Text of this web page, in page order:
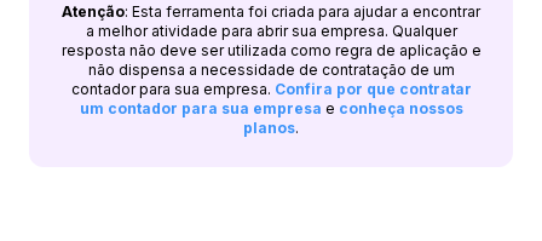
Atenção: Esta ferramenta foi criada para ajudar a encontrar
a melhor atividade para abrir sua empresa. Qualquer
resposta não deve ser utilizada como regra de aplicação e
não dispensa a necessidade de contratação de um
contador para sua empresa. Confira por que contratar
um contador para sua empresa e conheça nossos
planos.